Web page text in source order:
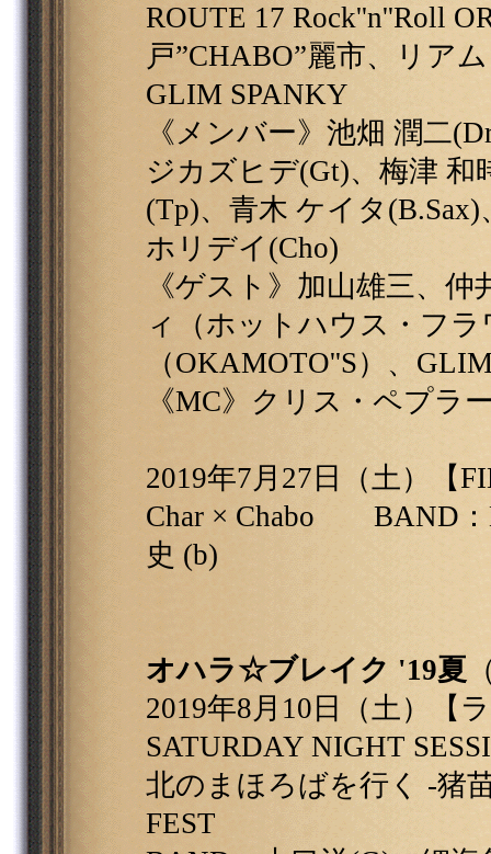
ROUTE 17 Rock''n''Roll
戸”CHABO”麗市、リア
GLIM SPANKY
《メンバー》池畑 潤二
ジカズヒデ(Gt)、梅津 和
(Tp)、青木 ケイタ
ホリデイ(Cho)
《ゲスト》加山雄三、
ィ（ホットハウス・フ
（OKAMOTO''S）、
《MC》クリス・ペプラ
2019年7月27日（土）【
Char × Chabo BAND：
史 (b)
オハラ☆ブレイク '19夏
2019年8月10日（土）【
SATURDAY NIGHT
北のまほろばを行く -猪
FEST